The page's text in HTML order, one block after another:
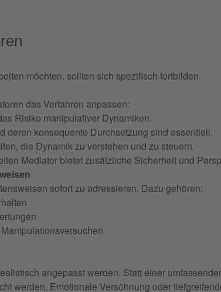
möchten, sollten sich spezifisch fortbilden.
das Verfahren anpassen:
Risiko manipulativer Dynamiken.
deren konsequente Durchsetzung sind essentiell.
die Dynamikzu verstehen und zu steuern.
Mediator bietet zusätzliche Sicherheit und
sofort zu adressieren. Dazu gehören:
angepasst werden. Statt einer
werden. Emotionale Versöhnung oder